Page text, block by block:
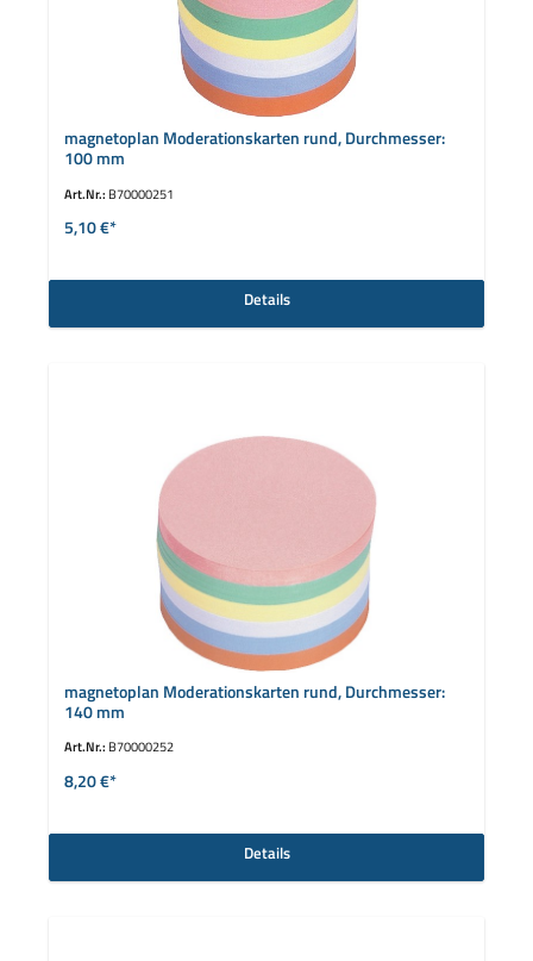
magnetoplan Moderationskarten rund, Durchmesser:
100 mm
Art.Nr.: B70000251
5,10 €*
Details
magnetoplan Moderationskarten rund, Durchmesser:
140 mm
Art.Nr.: B70000252
8,20 €*
Details